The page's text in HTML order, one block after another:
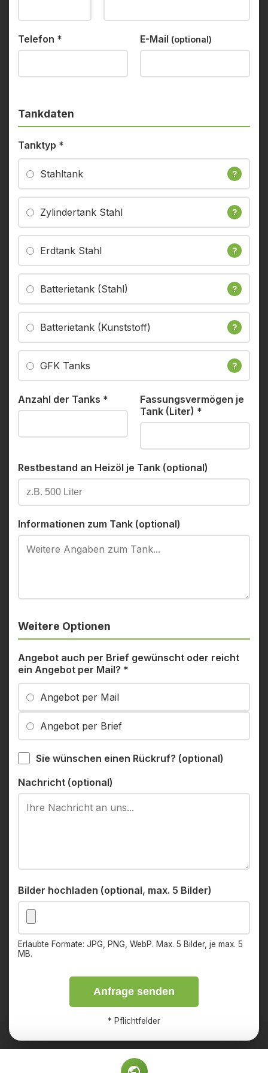
Telefon * E-Mail (optional)
Tankdaten
Tanktyp *
Stahltank ?
Zylindertank Stahl ?
Erdtank Stahl ?
Batterietank (Stahl) ?
Batterietank (Kunststoff) ?
GFK Tanks ?
Anzahl der Tanks *
Fassungsvermögen je
Tank (Liter) *
Restbestand an Heizöl je Tank (optional)
Informationen zum Tank (optional)
Weitere Optionen
Angebot auch per Brief gewünscht oder reicht
ein Angebot per Mail? *
Angebot per Mail
Angebot per Brief
Sie wünschen einen Rückruf? (optional)
Nachricht (optional)
Bilder hochladen (optional, max. 5 Bilder)
Erlaubte Formate: JPG, PNG, WebP. Max. 5 Bilder, je max. 5
MB.
Anfrage senden
* Pflichtfelder